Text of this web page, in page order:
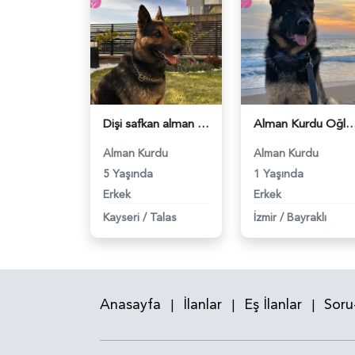
Dişi safkan alman kurdu eş aranıyor - 118977602
Alman Kurdu
5 Yaşında
Erkek
Kayseri / Talas
Alman Kurdu Oğluma eş
Alman Kurdu
1 Yaşında
Erkek
İzmir / Bayraklı
Anasayfa | İlanlar | Eş İlanlar |